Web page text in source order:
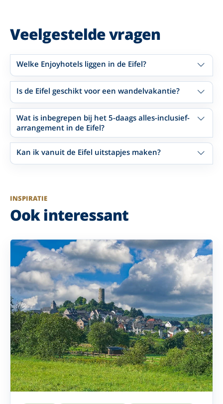
Veelgestelde vragen
Welke Enjoyhotels liggen in de Eifel?
Is de Eifel geschikt voor een wandelvakantie?
Wat is inbegrepen bij het 5-daags alles-inclusief-
arrangement in de Eifel?
Kan ik vanuit de Eifel uitstapjes maken?
INSPIRATIE
Ook interessant